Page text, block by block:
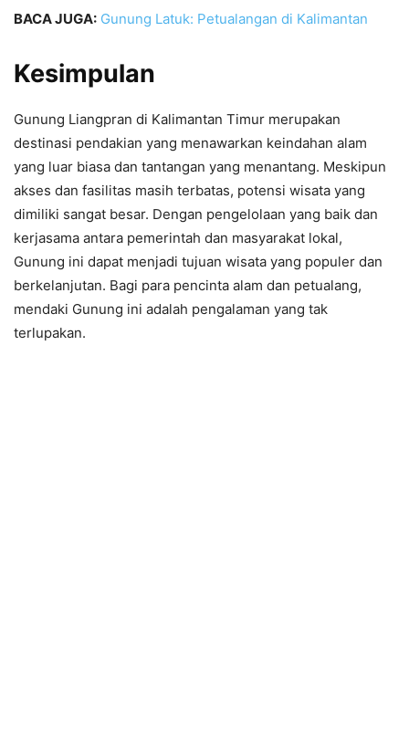
BACA JUGA: Gunung Latuk: Petualangan di Kalimantan
Kesimpulan
Gunung Liangpran di Kalimantan Timur merupakan
destinasi pendakian yang menawarkan keindahan alam
yang luar biasa dan tantangan yang menantang. Meskipun
akses dan fasilitas masih terbatas, potensi wisata yang
dimiliki sangat besar. Dengan pengelolaan yang baik dan
kerjasama antara pemerintah dan masyarakat lokal,
Gunung ini dapat menjadi tujuan wisata yang populer dan
berkelanjutan. Bagi para pencinta alam dan petualang,
mendaki Gunung ini adalah pengalaman yang tak
terlupakan.